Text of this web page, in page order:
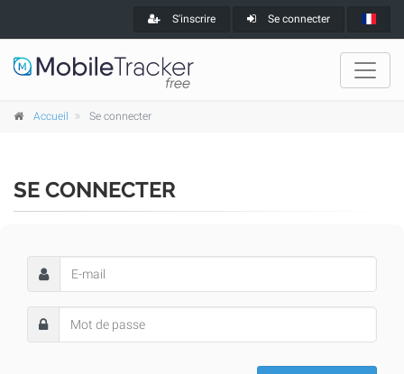
S'inscrire Se connecter
Accueil Se connecter
SE CONNECTER